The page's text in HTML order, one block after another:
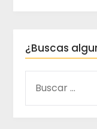
¿Buscas